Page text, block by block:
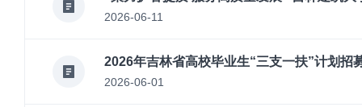
2026-06-11
2026年吉林省高校毕业生“三支一扶”计划招
2026-06-01